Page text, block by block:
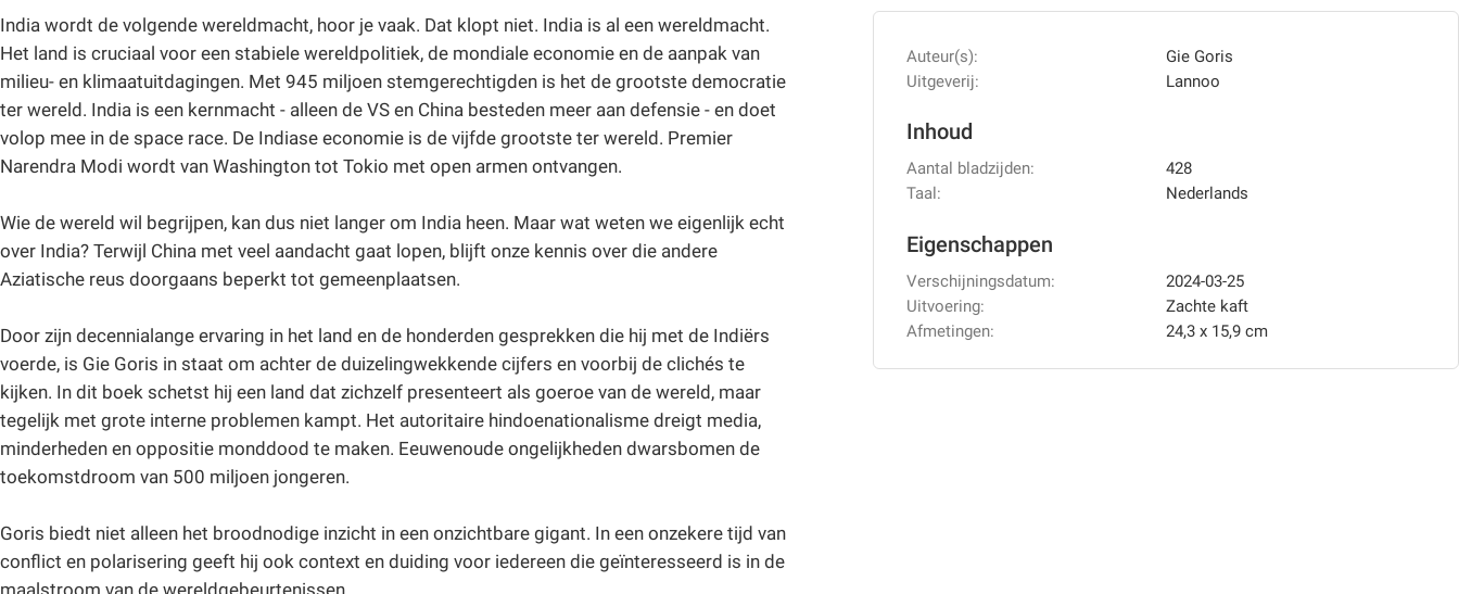
India wordt de volgende wereldmacht, hoor je vaak. Dat klopt niet. India is al een wereldmacht.
Het land is cruciaal voor een stabiele wereldpolitiek, de mondiale economie en de aanpak van
milieu- en klimaatuitdagingen. Met 945 miljoen stemgerechtigden is het de grootste democratie
ter wereld. India is een kernmacht - alleen de VS en China besteden meer aan defensie - en doet
volop mee in de space race. De Indiase economie is de vijfde grootste ter wereld. Premier
Narendra Modi wordt van Washington tot Tokio met open armen ontvangen.
Wie de wereld wil begrijpen, kan dus niet langer om India heen. Maar wat weten we eigenlijk echt
over India? Terwijl China met veel aandacht gaat lopen, blijft onze kennis over die andere
Aziatische reus doorgaans beperkt tot gemeenplaatsen.
Door zijn decennialange ervaring in het land en de honderden gesprekken die hij met de Indiërs
voerde, is Gie Goris in staat om achter de duizelingwekkende cijfers en voorbij de clichés te
kijken. In dit boek schetst hij een land dat zichzelf presenteert als goeroe van de wereld, maar
tegelijk met grote interne problemen kampt. Het autoritaire hindoenationalisme dreigt media,
minderheden en oppositie monddood te maken. Eeuwenoude ongelijkheden dwarsbomen de
toekomstdroom van 500 miljoen jongeren.
Goris biedt niet alleen het broodnodige inzicht in een onzichtbare gigant. In een onzekere tijd van
conflict en polarisering geeft hij ook context en duiding voor iedereen die geïnteresseerd is in de
maalstroom van de wereldgebeurtenissen.
Auteur(s):
Gie Goris
Uitgeverij:
Lannoo
Inhoud
Aantal bladzijden:
428
Taal:
Nederlands
Eigenschappen
Verschijningsdatum:
2024-03-25
Uitvoering:
Zachte kaft
Afmetingen:
24,3 x 15,9 cm